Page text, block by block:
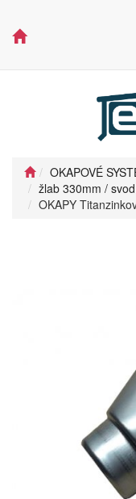
OKAPOVÉ
žlab 330mm /
OKAPY